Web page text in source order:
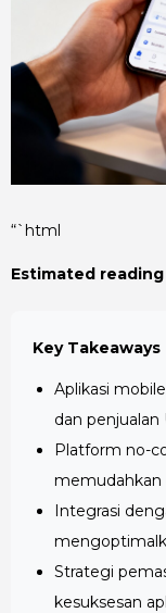
“`html
Estimated
Key Takeaways
Aplikasi
dan
Platform no-
memudahkan
Integrasi
Strategi
kesuksesan